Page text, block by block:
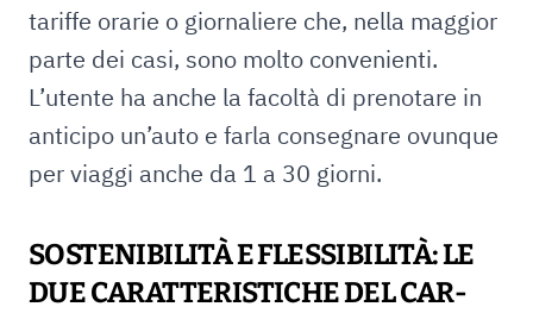
tariffe orarie o giornaliere che, nella maggior
parte dei casi, sono molto convenienti.
L’utente ha anche la facoltà di prenotare in
anticipo un’auto e farla consegnare ovunque
per viaggi anche da 1 a 30 giorni.
SOSTENIBILITÀ E FLESSIBILITÀ: LE
DUE CARATTERISTICHE DEL CAR-